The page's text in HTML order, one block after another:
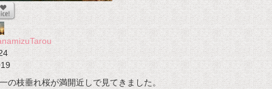
の枝垂れ桜が満開近しで見てきました。